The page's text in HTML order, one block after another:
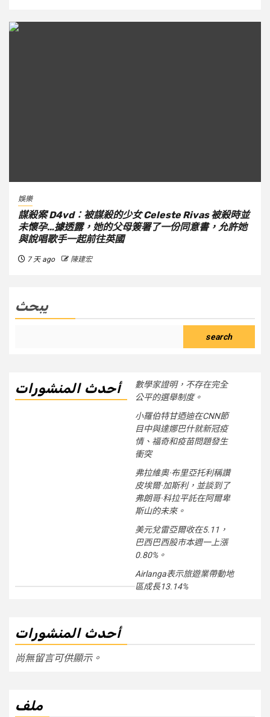
娛樂
謀殺案 D4vd：被謀殺的少女 Celeste Rivas 被殺時並
未懷孕…據透露，她的父母簽署了一份同意書，允許她
與說唱歌手一起前往英國
7 天 ago 陳建宏
يبحث
search
أحدث المنشورات
數學家證明，不存在完全
公平的選舉制度。
小羅伯特甘迺迪在CNN節
目中與達娜巴什就新冠疫
情、福奇和疫苗問題發生
衝突
弗拉維奧·布里亞托利稱讚
皮埃爾·加斯利，並談到了
弗朗哥·科拉平託在阿爾卑
斯山的未來。
美元兌雷亞爾收在5.11，
巴西巴西股市本週一上漲
0.80%。
Airlanga表示旅遊業帶動地
區成長13.14%
أحدث المنشورات
尚無留言可供顯示。
ملف